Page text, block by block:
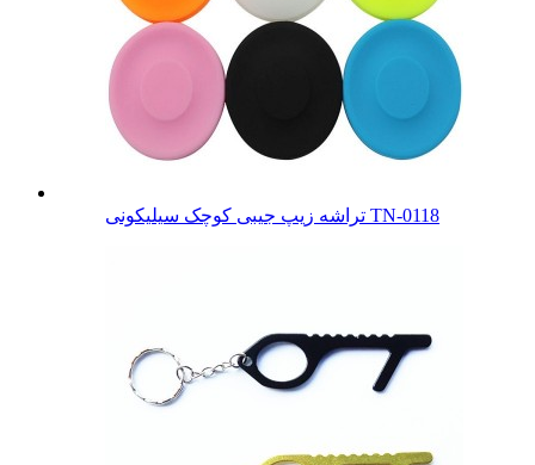
تراشه زیپ جیبی کوچک سیلیکونی TN-0118